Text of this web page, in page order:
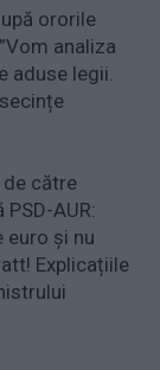
ororile
analiza
aduse legii.
de către
AUR:
euro și nu
Explicațiile